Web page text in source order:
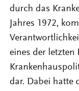
durch das
Jahres 1972,
eines der
dar. Dabei hatte